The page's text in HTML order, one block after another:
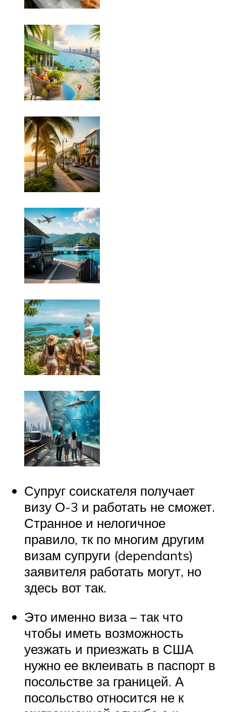
Супруг соискателя получает
визу О-3 и работать не сможет.
Странное и нелогичное
правило, тк по многим другим
визам супруги (dependants)
заявителя работать могут, но
здесь вот так.
Это именно виза – так что
чтобы иметь возможность
уезжать и приезжать в США
нужно ее вклеивать в паспорт в
посольстве за границей. А
посольство относится не к